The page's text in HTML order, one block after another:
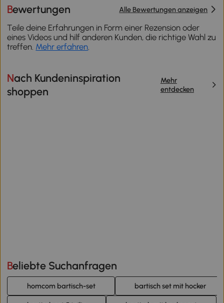
Bewertungen Alle Bewertungen anzeigen
Teile deine Erfahrungen in Form einer Rezension oder
eines Videos und hilf anderen Kunden, die richtige Wahl zu
treffen. Mehr erfahren.
Nach Kundeninspiration
shoppen
Mehr
entdecken
Beliebte Suchanfragen
homcom bartisch-set bartisch set mit hocker